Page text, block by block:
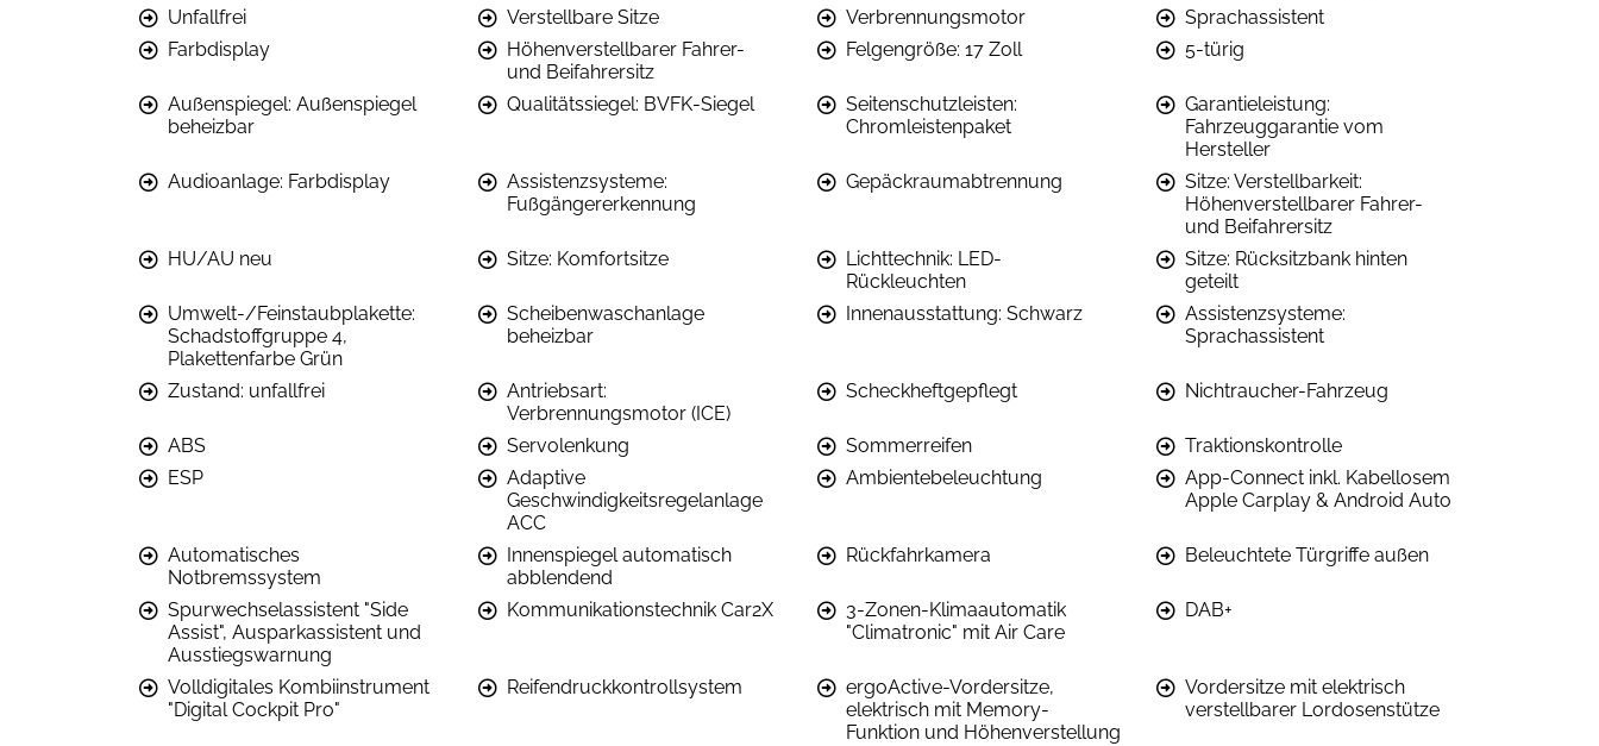
Unfallfrei
Verstellbare Sitze Verbrennungsmotor
Sprachassistent
Farbdisplay
Höhenverstellbarer Fahrer-
und Beifahrersitz
Felgengröße: 17 Zoll 5-türig
Außenspiegel: Außenspiegel
beheizbar
Qualitätssiegel: BVFK-Siegel
Seitenschutzleisten:
Chromleistenpaket
Garantieleistung:
Fahrzeuggarantie vom
Hersteller
Audioanlage: Farbdisplay
Assistenzsysteme:
Fußgängererkennung
Gepäckraumabtrennung
Sitze: Verstellbarkeit:
Höhenverstellbarer Fahrer-
und Beifahrersitz
HU/AU neu
Sitze: Komfortsitze
Lichttechnik: LED-
Rückleuchten
Sitze: Rücksitzbank hinten
geteilt
Umwelt-/Feinstaubplakette:
Schadstoffgruppe 4,
Plakettenfarbe Grün
Scheibenwaschanlage
beheizbar
Innenausstattung: Schwarz
Assistenzsysteme:
Sprachassistent
Zustand: unfallfrei
Antriebsart:
Verbrennungsmotor (ICE)
Scheckheftgepflegt Nichtraucher-Fahrzeug
ABS Servolenkung Sommerreifen
Traktionskontrolle
ESP
Adaptive
Geschwindigkeitsregelanlage
ACC
Ambientebeleuchtung
App-Connect inkl. Kabellosem
Apple Carplay & Android Auto
Automatisches
Notbremssystem
Innenspiegel automatisch
abblendend
Rückfahrkamera Beleuchtete Türgriffe außen
Spurwechselassistent "Side
Assist", Ausparkassistent und
Ausstiegswarnung
Kommunikationstechnik Car2X
3-Zonen-Klimaautomatik
"Climatronic" mit Air Care
DAB+
Volldigitales Kombiinstrument
"Digital Cockpit Pro"
Reifendruckkontrollsystem
ergoActive-Vordersitze,
elektrisch mit Memory-
Funktion und Höhenverstellung
Vordersitze mit elektrisch
verstellbarer Lordosenstütze